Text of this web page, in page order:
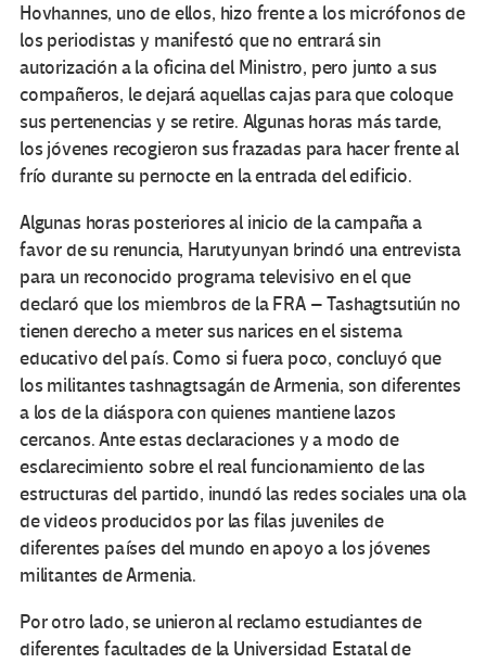
Hovhannes, uno de ellos, hizo frente a los micrófonos de
los periodistas y manifestó que no entrará sin
autorización a la oficina del Ministro, pero junto a sus
compañeros, le dejará aquellas cajas para que coloque
sus pertenencias y se retire. Algunas horas más tarde,
los jóvenes recogieron sus frazadas para hacer frente al
frío durante su pernocte en la entrada del edificio.
Algunas horas posteriores al inicio de la campaña a
favor de su renuncia, Harutyunyan brindó una entrevista
para un reconocido programa televisivo en el que
declaró que los miembros de la FRA – Tashagtsutiún no
tienen derecho a meter sus narices en el sistema
educativo del país. Como si fuera poco, concluyó que
los militantes tashnagtsagán de Armenia, son diferentes
a los de la diáspora con quienes mantiene lazos
cercanos. Ante estas declaraciones y a modo de
esclarecimiento sobre el real funcionamiento de las
estructuras del partido, inundó las redes sociales una ola
de videos producidos por las filas juveniles de
diferentes países del mundo en apoyo a los jóvenes
militantes de Armenia.
Por otro lado, se unieron al reclamo estudiantes de
diferentes facultades de la Universidad Estatal de